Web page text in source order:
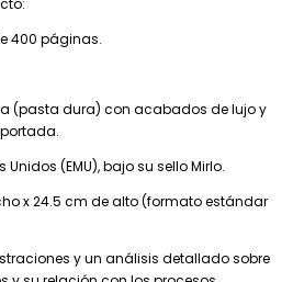
400 páginas.
(pasta dura) con acabados de lujo y
(EMU), bajo su sello Mirlo.
x 24.5 cm de alto (formato estándar
y un análisis detallado sobre